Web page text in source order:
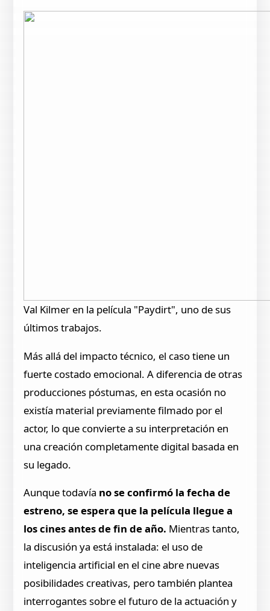
Val Kilmer en la película "Paydirt", uno de sus
últimos trabajos.
Más allá del impacto técnico, el caso tiene un
fuerte costado emocional. A diferencia de otras
producciones póstumas, en esta ocasión no
existía material previamente filmado por el
actor, lo que convierte a su interpretación en
una creación completamente digital basada en
su legado.
Aunque todavía no se confirmó la fecha de
estreno, se espera que la película llegue a
los cines antes de fin de año. Mientras tanto,
la discusión ya está instalada: el uso de
inteligencia artificial en el cine abre nuevas
posibilidades creativas, pero también plantea
interrogantes sobre el futuro de la actuación y